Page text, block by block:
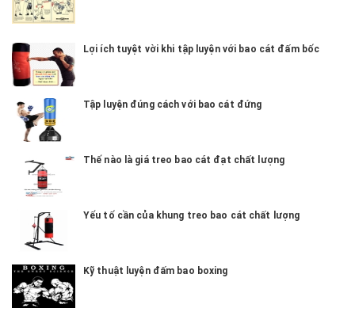
Lợi ích tuyệt vời khi tập luyện với bao cát đấm bốc
Tập luyện đúng cách với bao cát đứng
Thế nào là giá treo bao cát đạt chất lượng
Yếu tố cần của khung treo bao cát chất lượng
Kỹ thuật luyện đấm bao boxing